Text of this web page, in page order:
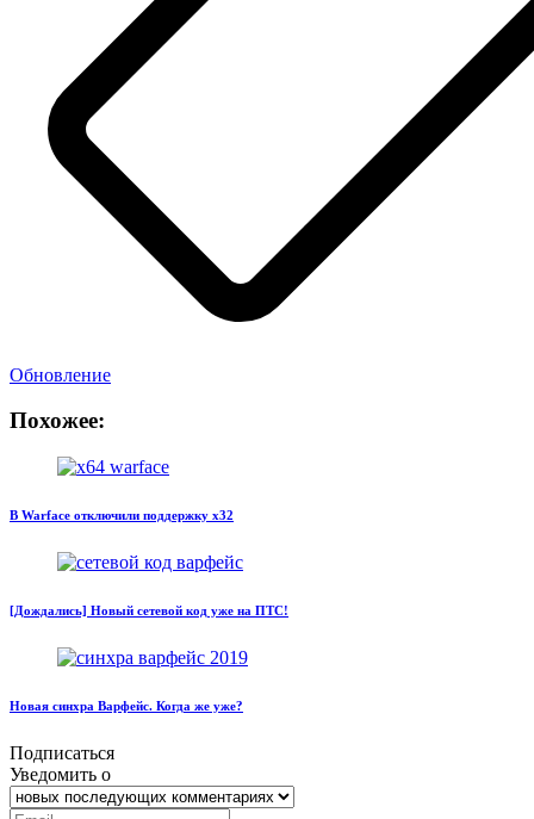
Обновление
Похожее:
В Warface отключили поддержку x32
[Дождались] Новый сетевой код уже на ПТС!
Новая синхра Варфейс. Когда же уже?
Подписаться
Уведомить о